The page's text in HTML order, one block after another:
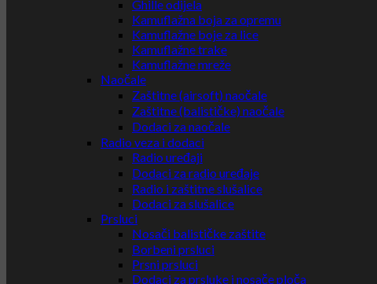
Ghille odijela
Kamuflažna boja za opremu
Kamuflažne boje za lice
Kamuflažne trake
Kamuflažne mreže
Naočale
Zaštitne (airsoft) naočale
Zaštitne (balističke) naočale
Dodaci za naočale
Radio veza i dodaci
Radio uređaji
Dodaci za radio uređaje
Radio i zaštitne slušalice
Dodaci za slušalice
Prsluci
Nosači balističke zaštite
Borbeni prsluci
Prsni prsluci
Dodaci za prsluke i nosače ploča